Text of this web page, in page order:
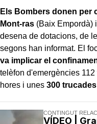
Els Bombers donen per
Mont-ras (Baix Empordà)
desena de dotacions, de
segons han informat. El
va implicar el
telèfon d'emergències
hores i unes 300
CONTINGUT
VÍDEO |